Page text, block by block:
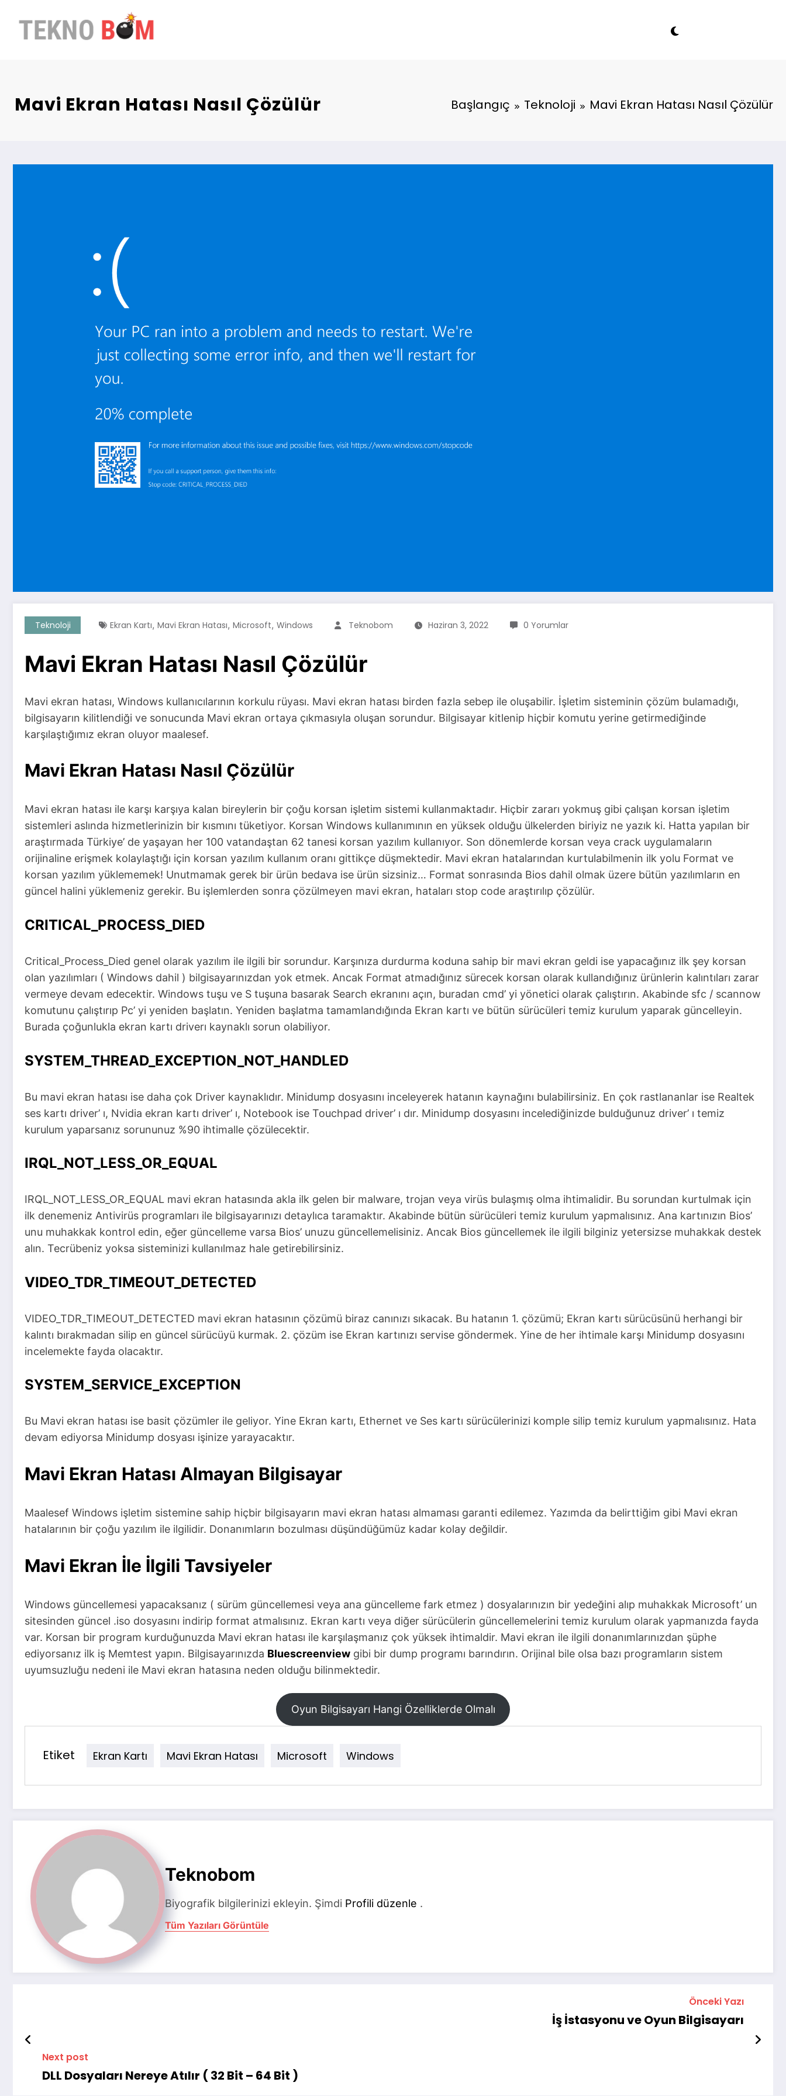
Mavi Ekran Hatası Nasıl Çözülür Başlangıç Teknoloji Mavi Ekran Hatası Nasıl Çözülür
Teknoloji Ekran Kartı, Mavi Ekran Hatası, Microsoft, Windows Teknobom Haziran 3, 2022 0 Yorumlar
Mavi Ekran Hatası Nasıl Çözülür
Mavi ekran hatası, Windows kullanıcılarının korkulu rüyası. Mavi ekran hatası birden fazla sebep ile oluşabilir. İşletim sisteminin çözüm bulamadığı,
bilgisayarın kilitlendiği ve sonucunda Mavi ekran ortaya çıkmasıyla oluşan sorundur. Bilgisayar kitlenip hiçbir komutu yerine getirmediğinde
karşılaştığımız ekran oluyor maalesef.
Mavi Ekran Hatası Nasıl Çözülür
Mavi ekran hatası ile karşı karşıya kalan bireylerin bir çoğu korsan işletim sistemi kullanmaktadır. Hiçbir zararı yokmuş gibi çalışan korsan işletim
sistemleri aslında hizmetlerinizin bir kısmını tüketiyor. Korsan Windows kullanımının en yüksek olduğu ülkelerden biriyiz ne yazık ki. Hatta yapılan bir
araştırmada Türkiye’ de yaşayan her 100 vatandaştan 62 tanesi korsan yazılım kullanıyor. Son dönemlerde korsan veya crack uygulamaların
orijinaline erişmek kolaylaştığı için korsan yazılım kullanım oranı gittikçe düşmektedir. Mavi ekran hatalarından kurtulabilmenin ilk yolu Format ve
korsan yazılım yüklememek! Unutmamak gerek bir ürün bedava ise ürün sizsiniz… Format sonrasında Bios dahil olmak üzere bütün yazılımların en
güncel halini yüklemeniz gerekir. Bu işlemlerden sonra çözülmeyen mavi ekran, hataları stop code araştırılıp çözülür.
CRITICAL_PROCESS_DIED
Critical_Process_Died genel olarak yazılım ile ilgili bir sorundur. Karşınıza durdurma koduna sahip bir mavi ekran geldi ise yapacağınız ilk şey korsan
olan yazılımları ( Windows dahil ) bilgisayarınızdan yok etmek. Ancak Format atmadığınız sürecek korsan olarak kullandığınız ürünlerin kalıntıları zarar
vermeye devam edecektir. Windows tuşu ve S tuşuna basarak Search ekranını açın, buradan cmd’ yi yönetici olarak çalıştırın. Akabinde sfc / scannow
komutunu çalıştırıp Pc’ yi yeniden başlatın. Yeniden başlatma tamamlandığında Ekran kartı ve bütün sürücüleri temiz kurulum yaparak güncelleyin.
Burada çoğunlukla ekran kartı driverı kaynaklı sorun olabiliyor.
SYSTEM_THREAD_EXCEPTION_NOT_HANDLED
Bu mavi ekran hatası ise daha çok Driver kaynaklıdır. Minidump dosyasını inceleyerek hatanın kaynağını bulabilirsiniz. En çok rastlananlar ise Realtek
ses kartı driver’ ı, Nvidia ekran kartı driver’ ı, Notebook ise Touchpad driver’ ı dır. Minidump dosyasını incelediğinizde bulduğunuz driver’ ı temiz
kurulum yaparsanız sorununuz %90 ihtimalle çözülecektir.
IRQL_NOT_LESS_OR_EQUAL
IRQL_NOT_LESS_OR_EQUAL mavi ekran hatasında akla ilk gelen bir malware, trojan veya virüs bulaşmış olma ihtimalidir. Bu sorundan kurtulmak için
ilk denemeniz Antivirüs programları ile bilgisayarınızı detaylıca taramaktır. Akabinde bütün sürücüleri temiz kurulum yapmalısınız. Ana kartınızın Bios’
unu muhakkak kontrol edin, eğer güncelleme varsa Bios’ unuzu güncellemelisiniz. Ancak Bios güncellemek ile ilgili bilginiz yetersizse muhakkak destek
alın. Tecrübeniz yoksa sisteminizi kullanılmaz hale getirebilirsiniz.
VIDEO_TDR_TIMEOUT_DETECTED
VIDEO_TDR_TIMEOUT_DETECTED mavi ekran hatasının çözümü biraz canınızı sıkacak. Bu hatanın 1. çözümü; Ekran kartı sürücüsünü herhangi bir
kalıntı bırakmadan silip en güncel sürücüyü kurmak. 2. çözüm ise Ekran kartınızı servise göndermek. Yine de her ihtimale karşı Minidump dosyasını
incelemekte fayda olacaktır.
SYSTEM_SERVICE_EXCEPTION
Bu Mavi ekran hatası ise basit çözümler ile geliyor. Yine Ekran kartı, Ethernet ve Ses kartı sürücülerinizi komple silip temiz kurulum yapmalısınız. Hata
devam ediyorsa Minidump dosyası işinize yarayacaktır.
Mavi Ekran Hatası Almayan Bilgisayar
Maalesef Windows işletim sistemine sahip hiçbir bilgisayarın mavi ekran hatası almaması garanti edilemez. Yazımda da belirttiğim gibi Mavi ekran
hatalarının bir çoğu yazılım ile ilgilidir. Donanımların bozulması düşündüğümüz kadar kolay değildir.
Mavi Ekran İle İlgili Tavsiyeler
Windows güncellemesi yapacaksanız ( sürüm güncellemesi veya ana güncelleme fark etmez ) dosyalarınızın bir yedeğini alıp muhakkak Microsoft’ un
sitesinden güncel .iso dosyasını indirip format atmalısınız. Ekran kartı veya diğer sürücülerin güncellemelerini temiz kurulum olarak yapmanızda fayda
var. Korsan bir program kurduğunuzda Mavi ekran hatası ile karşılaşmanız çok yüksek ihtimaldir. Mavi ekran ile ilgili donanımlarınızdan şüphe
ediyorsanız ilk iş Memtest yapın. Bilgisayarınızda Bluescreenview gibi bir dump programı barındırın. Orijinal bile olsa bazı programların sistem
uyumsuzluğu nedeni ile Mavi ekran hatasına neden olduğu bilinmektedir.
Oyun Bilgisayarı Hangi Özelliklerde Olmalı
Etiket Ekran Kartı Mavi Ekran Hatası Microsoft Windows
Teknobom
Biyografik bilgilerinizi ekleyin. Şimdi Profili düzenle .
Tüm Yazıları Görüntüle
Önceki Yazı
İş İstasyonu ve Oyun Bilgisayarı
Next post
DLL Dosyaları Nereye Atılır ( 32 Bit – 64 Bit )